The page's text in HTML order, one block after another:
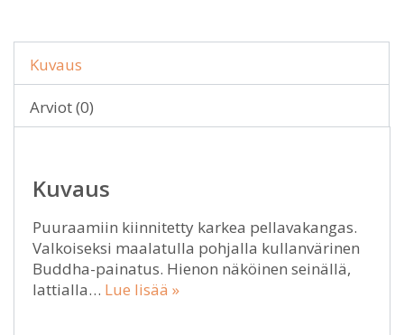
Kuvaus
Arviot (0)
Kuvaus
Puuraamiin kiinnitetty karkea pellavakangas.
Valkoiseksi maalatulla pohjalla kullanvärinen
Buddha-painatus. Hienon näköinen seinällä,
lattialla… Lue lisää »